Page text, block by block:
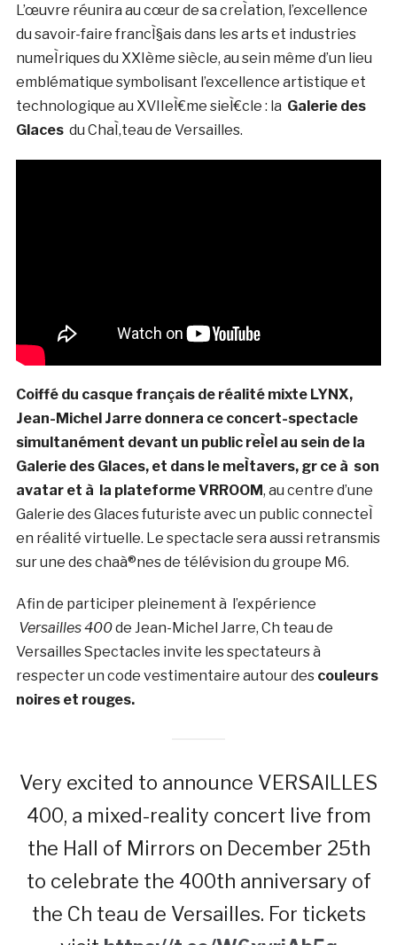
L’œuvre réunira au cœur de sa creÌation, l’excellence
du savoir-faire francÌ§ais dans les arts et industries
numeÌriques du XXIème siècle, au sein même d’un lieu
emblématique symbolisant l’excellence artistique et
technologique au XVIIeÌ€me sieÌ€cle : la Galerie des
Glacesdu ChaÌ‚teau de Versailles.
Coiffé du casque français de réalité mixte LYNX,
Jean-Michel Jarre donnera ce concert-spectacle
simultanément devant un public reÌel au sein de la
Galerie des Glaces, et dans le meÌtavers, gr ce à son
avatar et à la plateforme VRROOM, au centre d’une
Galerie des Glaces futuriste avec un public connecteÌ
en réalité virtuelle. Le spectacle sera aussi retransmis
sur une des chaà®nes de télévision du groupe M6.
Afin de participer pleinement à l’expérience
Versailles 400de Jean-Michel Jarre, Ch teau de
Versailles Spectacles invite les spectateurs à
respecter un code vestimentaire autour des couleurs
noires et rouges.
Very excited to announce VERSAILLES
400, a mixed-reality concert live from
the Hall of Mirrors on December 25th
to celebrate the 400th anniversary of
the Ch teau de Versailles. For tickets